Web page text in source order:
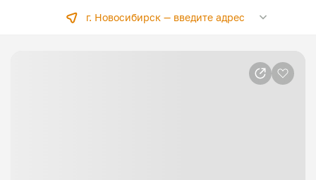
г. Новосибирск —введите адрес